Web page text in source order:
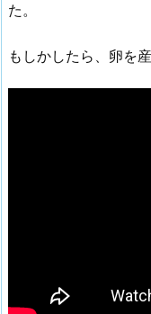
た。
もしかしたら、卵を